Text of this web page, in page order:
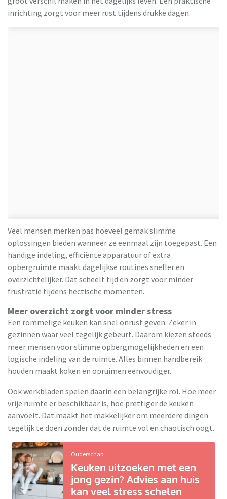
inrichting zorgt voor meer rust tijdens drukke dagen.
Veel mensen merken pas hoeveel gemak slimme
oplossingen bieden wanneer ze eenmaal zijn toegepast. Een
handige indeling, efficiënte apparatuur of extra
opbergruimte maakt dagelijkse routines sneller en
overzichtelijker. Dat scheelt tijd en zorgt voor minder
frustratie tijdens hectische momenten.
Meer overzicht zorgt voor minder stress
Een rommelige keuken kan snel onrust geven. Zeker in
gezinnen waar veel tegelijk gebeurt. Daarom kiezen steeds
meer mensen voor slimme opbergmogelijkheden en een
logische indeling van de ruimte. Alles binnen handbereik
houden maakt koken en opruimen eenvoudiger.
Ook werkbladen spelen daarin een belangrijke rol. Hoe meer
vrije ruimte er beschikbaar is, hoe prettiger de keuken
aanvoelt. Dat maakt het makkelijker om meerdere dingen
tegelijk te doen zonder dat de ruimte vol en chaotisch oogt.
Ouderschap
Keuken uitzoeken met een
jong gezin? Advies aan huis
kan veel stress schelen